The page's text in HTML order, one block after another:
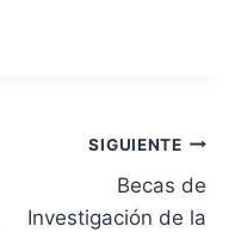
SIGUIENTE
Becas de
Investigación de la